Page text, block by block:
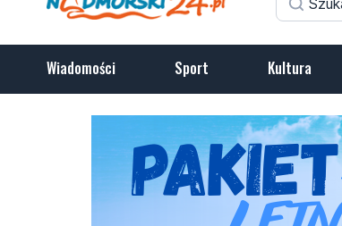
Wiadomości Sport Kultura